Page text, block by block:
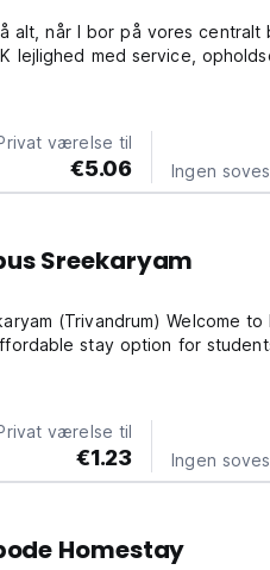
alt, når I bor på vores centralt
lejlighed med service,
sig til familier, singler...
værelse til
€5.06 Ingen
Sreekaryam
(Trivandrum) Welcome to
stay option for
here for classes, internships,...
værelse til
€1.23 Ingen
Homestay